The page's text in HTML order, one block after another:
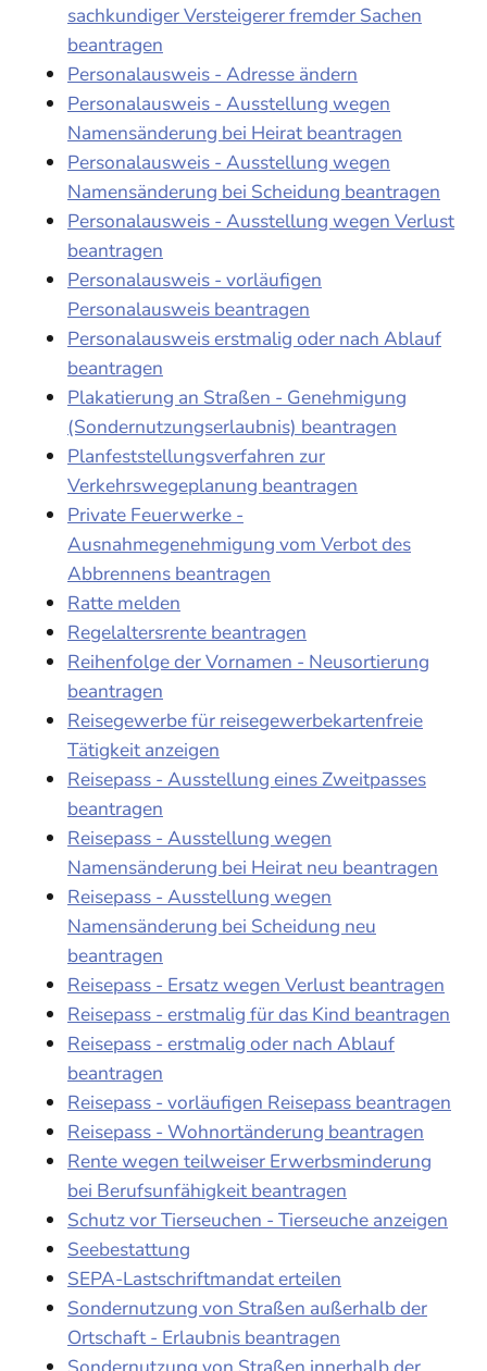
sachkundiger Versteigerer fremder Sachen
beantragen
Personalausweis - Adresse ändern
Personalausweis - Ausstellung wegen
Namensänderung bei Heirat beantragen
Personalausweis - Ausstellung wegen
Namensänderung bei Scheidung beantragen
Personalausweis - Ausstellung wegen Verlust
beantragen
Personalausweis - vorläufigen
Personalausweis beantragen
Personalausweis erstmalig oder nach Ablauf
beantragen
Plakatierung an Straßen - Genehmigung
(Sondernutzungserlaubnis) beantragen
Planfeststellungsverfahren zur
Verkehrswegeplanung beantragen
Private Feuerwerke -
Ausnahmegenehmigung vom Verbot des
Abbrennens beantragen
Ratte melden
Regelaltersrente beantragen
Reihenfolge der Vornamen - Neusortierung
beantragen
Reisegewerbe für reisegewerbekartenfreie
Tätigkeit anzeigen
Reisepass - Ausstellung eines Zweitpasses
beantragen
Reisepass - Ausstellung wegen
Namensänderung bei Heirat neu beantragen
Reisepass - Ausstellung wegen
Namensänderung bei Scheidung neu
beantragen
Reisepass - Ersatz wegen Verlust beantragen
Reisepass - erstmalig für das Kind beantragen
Reisepass - erstmalig oder nach Ablauf
beantragen
Reisepass - vorläufigen Reisepass beantragen
Reisepass - Wohnortänderung beantragen
Rente wegen teilweiser Erwerbsminderung
bei Berufsunfähigkeit beantragen
Schutz vor Tierseuchen - Tierseuche anzeigen
Seebestattung
SEPA-Lastschriftmandat erteilen
Sondernutzung von Straßen außerhalb der
Ortschaft - Erlaubnis beantragen